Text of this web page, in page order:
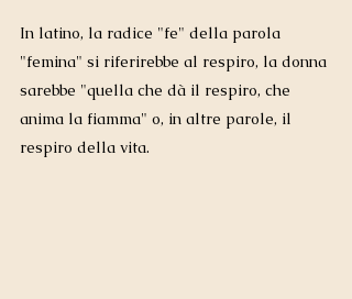
In latino, la radice "fe" della parola
"femina" si riferirebbe al respiro, la donna
sarebbe "quella che dà il respiro, che
anima la fiamma" o, in altre parole, il
respiro della vita.